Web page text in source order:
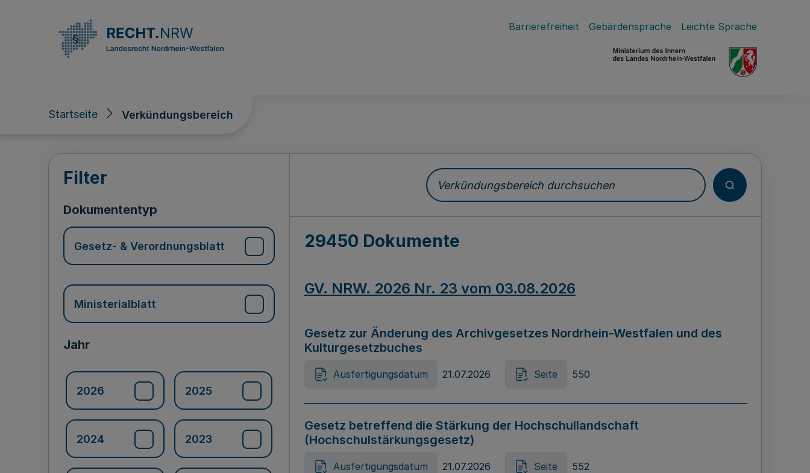
Barrierefreiheit Gebärdensprache Leichte Sprache
Startseite Verkündungsbereich
Verkündungsbereich
Filter
Dokumententyp
Gesetz- & Verordnungsblatt
Ministerialblatt
Jahr
2026 2025
2024 2023
Verkündungsbereich durchsuchen
29450 Dokumente
GV. NRW. 2026 Nr. 23 vom 03.08.2026
Gesetz zur Änderung des Archivgesetzes Nordrhein-Westfalen und des
Kulturgesetzbuches
Ausfertigungsdatum 21.07.2026 Seite 550
Gesetz betreffend die Stärkung der Hochschullandschaft
(Hochschulstärkungsgesetz)
Ausfertigungsdatum 21.07.2026 Seite 552